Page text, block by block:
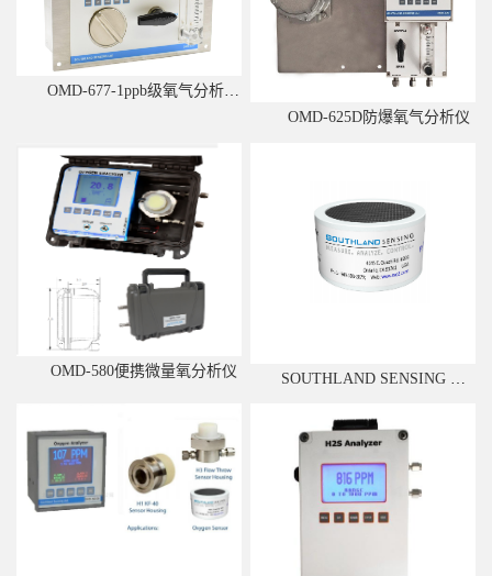
OMD-625D防爆氧气分析仪
OMD-580便携微量氧分析仪